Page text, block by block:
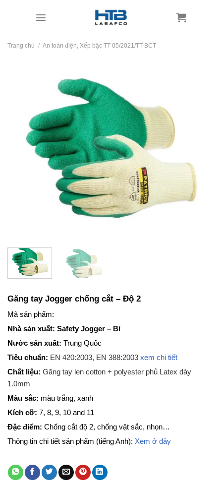
Trang chủ / An toàn điện, Xếp bậc TT 05/2021/TT-BCT
Găng tay Jogger chống cắt – Độ 2
Mã sản phẩm:
Nhà sản xuất: Safety Jogger – Bỉ
Nước sản xuất: Trung Quốc
Tiêu chuẩn: EN 420:2003, EN 388:2003 xem chi tiết
Chất liệu: Găng tay len cotton + polyester phủ Latex dày
1.0mm
Màu sắc: màu trắng, xanh
Kích cỡ: 7, 8, 9, 10 and 11
Đặc điểm: Chống cắt độ 2, chống vật sắc, nhọn…
Thông tin chi tiết sản phẩm (tiếng Anh): Xem ở đây